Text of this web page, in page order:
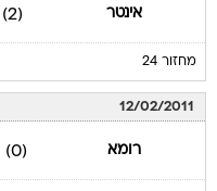
אינטר (2)
מחזור 24
12/02/2011
רומא (0)